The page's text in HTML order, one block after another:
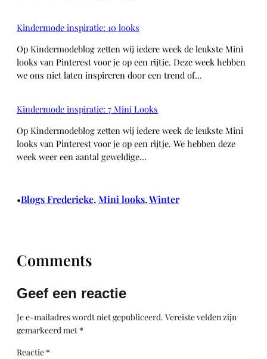
Kindermode inspiratie: 10 looks
Op Kindermodeblog zetten wij iedere week de leukste Mini
looks van Pinterest voor je op een rijtje. Deze week hebben
we ons niet laten inspireren door een trend of…
Kindermode inspiratie: 7 Mini Looks
Op Kindermodeblog zetten wij iedere week de leukste Mini
looks van Pinterest voor je op een rijtje. We hebben deze
week weer een aantal geweldige…
•Blogs Frederieke, Mini looks, Winter
Comments
Geef een reactie
Je e-mailadres wordt niet gepubliceerd. Vereiste velden zijn
gemarkeerd met *
Reactie *